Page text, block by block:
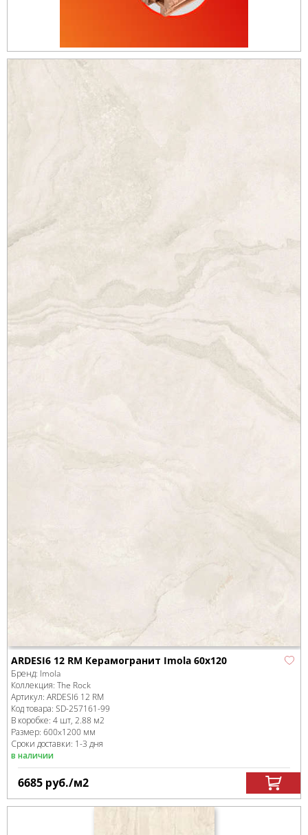
ARDESI6 12 RM Керамогранит Imola 60x120
Бренд: Imola
Коллекция: The Rock
Артикул: ARDESI6 12 RM
Код товара: SD-257161-99
В коробке: 4 шт, 2.88 м2
Размер: 600x1200 мм
Сроки доставки: 1-3 дня
в наличии
6685 руб./м2